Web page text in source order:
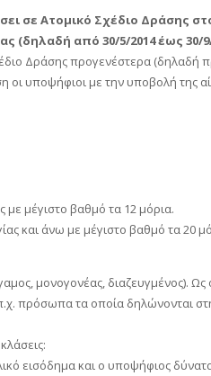
σε Ατομικό Σχέδιο Δράσης
(δηλαδή από 30/5/2014 έως 30/
Δράσης προγενέστερα (δηλαδή
οι υποψήφιοι με την υποβολή της
μέγιστο βαθμό τα 12 μόρια.
και άνω με μέγιστο βαθμό τα 20
μονογονέας, διαζευγμένος). Ως
πρόσωπα τα οποία δηλώνονται
εισόδημα και ο υποψήφιος